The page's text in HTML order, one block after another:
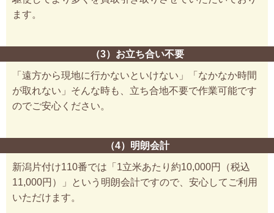
ます。
（3）お立ち合い不要
「遠方から現地に行かないといけない」「なかなか時間
が取れない」そんな時も、立ち合地不要で作業可能です
のでご安心ください。
（4）明朗会計
新潟片付け110番では「1立米あたり約10,000円（税込
11,000円）」という明朗会計ですので、安心してご利用
いただけます。